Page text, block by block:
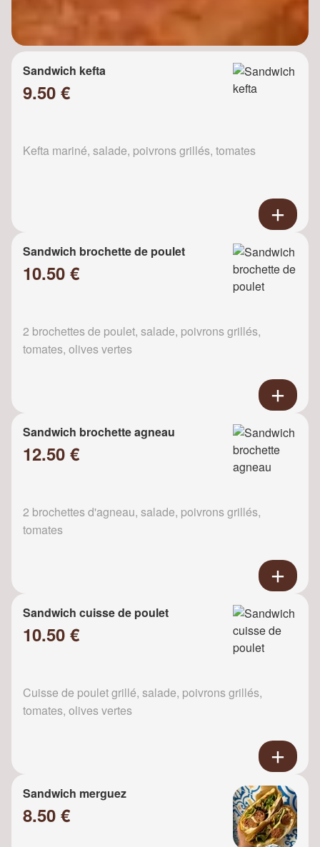
Sandwich kefta
9.50 €
Kefta mariné, salade, poivrons grillés, tomates
Sandwich brochette de poulet
10.50 €
2 brochettes de poulet, salade, poivrons grillés,
tomates, olives vertes
Sandwich brochette agneau
12.50 €
2 brochettes d'agneau, salade, poivrons grillés,
tomates
Sandwich cuisse de poulet
10.50 €
Cuisse de poulet grillé, salade, poivrons grillés,
tomates, olives vertes
Sandwich merguez
8.50 €